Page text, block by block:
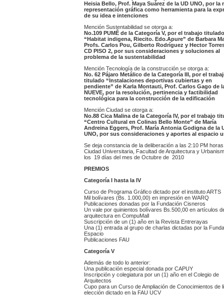
Heisia Bello, Prof. Maya Suárez de la UD UNO, por la
representación gráfica como herramienta para la
de su idea e intenciones
Mención Sustentabilidad se otorga a:
No.109 PUMÊ de la Categoría V, por el trabajo titulado
“Habitat indigena, Riecito. Edo.Apure” de Barbara
Profs. Carlos Pou, Gilberto Rodríguez y Hector
CD PISO 2, por sus consideraciones y soluciones al
problema de la sustentabilidad
Mención Tecnología de la construcción se otorga a:
No. 62 Pájaro Metálico de la Categoría III, por el
titulado “Instalaciones deportivas cubiertas y en
pendiente” de Karla Montauti, Prof. Carlos Gago de
NUEVE, por la resolución, pertinencia y factibilidad
tecnológica para la construcción de la edificación
Mención Ciudad se otorga a:
No.88 Cica Malina de la Categoría IV, por el trabajo
“Centro Cultural en Colinas Bello Monte” de María
Andreina Eggers, Prof. María Antonia Godigna de la
UNO, por sus consideraciones y aportes al espacio
Se deja constancia de la deliberación a las 2:10 PM
Ciudad Universitaria, Facultad de Arquitectura y
los 19 días del mes de Octubre de 2010
PREMIOS
Categoría I hasta la IV
Curso de Programa Gráfico dictado por el instituto ARTS
Mil bolívares (Bs. 1.000,00) en impresión en WARQ
Publicaciones donadas por la Fundación Cisneros
Un vale por quinientos bolívares Bs.500,00 en artículos
arquitectura en CompuMall
Suscripción de un (1) año en la Revista Entrerayas
Una (1) entrada al grupo de charlas dictadas por la
Espacio
Publicaciones FAU
Categoría V
Además de todo lo anterior:
Una publicación especial donada por CAPUY
Inscripción y colegiatura por un (1) año en el Colegio de
Arquitectos
Cupo para un Curso de Ampliación de Conocimientos de
elección dictado en la FAU UCV